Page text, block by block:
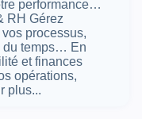
performance…
RH Gérez
processus,
du temps… En
et finances
opérations,
plus...